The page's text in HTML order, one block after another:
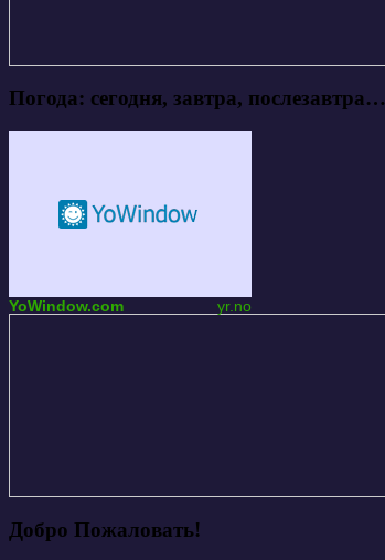
Погода: сегодня, завтра, послезавтра…
YoWindow.com yr.no
Добро Пожаловать!